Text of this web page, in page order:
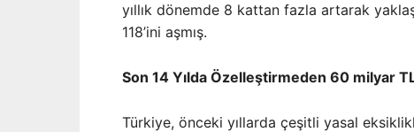
yıllık dönemde 8 kattan fazla artarak
118’ini aşmış.
Son 14 Yılda Özelleştirmeden 60 milyar
Türkiye, önceki yıllarda çeşitli yasal